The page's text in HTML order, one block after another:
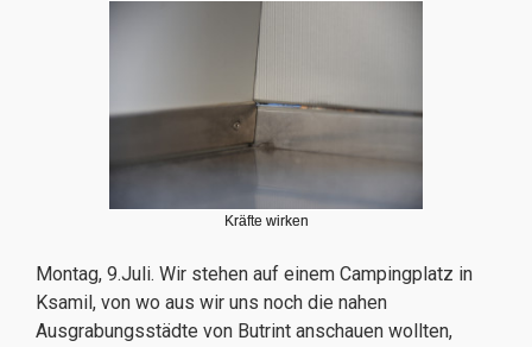
Kräfte wirken
Montag, 9.Juli. Wir stehen auf einem Campingplatz in
Ksamil, von wo aus wir uns noch die nahen
Ausgrabungsstädte von Butrint anschauen wollten,